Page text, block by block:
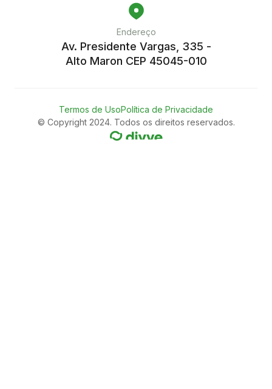
Endereço
Av. Presidente Vargas, 335 -
Alto Maron CEP 45045-010
Termos de UsoPolítica de Privacidade
© Copyright 2024. Todos os direitos reservados.